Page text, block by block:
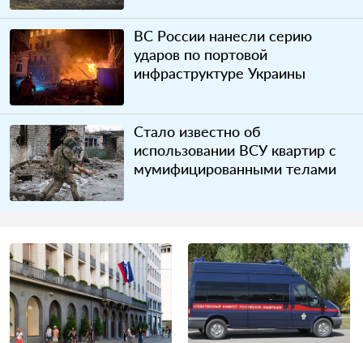
ВС России нанесли серию
ударов по портовой
инфраструктуре Украины
Стало известно об
использовании ВСУ квартир с
мумифицированными телами